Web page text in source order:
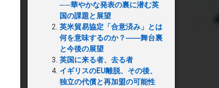
──華やかな発表の裏に潜む英
国の課題と展望
英米貿易協定「合意済み」とは
何を意味するのか？――舞台裏
と今後の展望
英国に来る者、去る者
イギリスのEU離脱、その後、
独立の代償と再加盟の可能性